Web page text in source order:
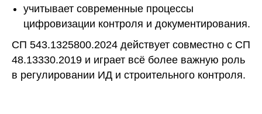
учитывает современные процессы
цифровизации контроля и документирования.
СП 543.1325800.2024 действует совместно с СП
48.13330.2019 и играет всё более важную роль
в регулировании ИД и строительного контроля.